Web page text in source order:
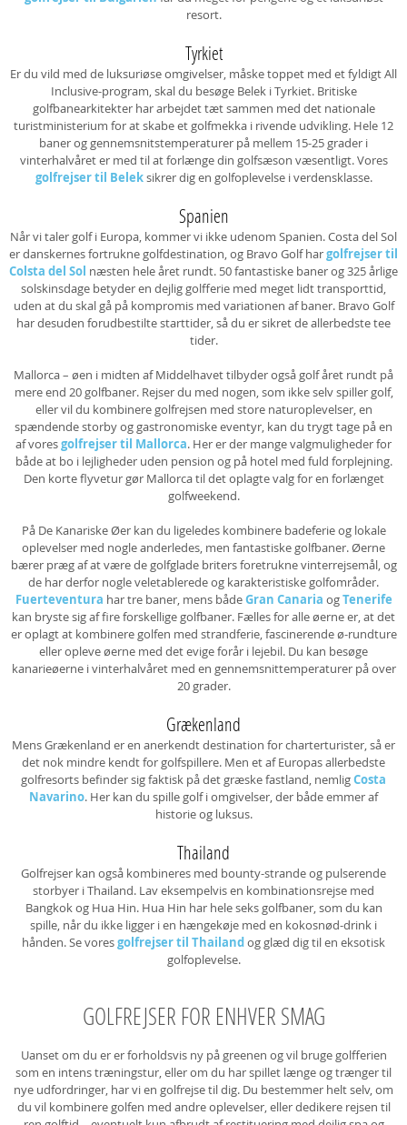
resort.
Tyrkiet
Er du vild med de luksuriøse omgivelser, måske toppet med et fyldigt All
Inclusive-program, skal du besøge Belek i Tyrkiet. Britiske
golfbanearkitekter har arbejdet tæt sammen med det nationale
turistministerium for at skabe et golfmekka i rivende udvikling. Hele 12
baner og gennemsnitstemperaturer på mellem 15-25 grader i
vinterhalvåret er med til at forlænge din golfsæson væsentligt. Vores
golfrejser til Beleksikrer dig en golfoplevelse i verdensklasse.
Spanien
Når vi taler golf i Europa, kommer vi ikke udenom Spanien. Costa del Sol
er danskernes fortrukne golfdestination, og Bravo Golf hargolfrejser til
Colsta del Sol næsten hele året rundt. 50 fantastiske baner og 325 årlige
solskinsdage betyder en dejlig golfferie med meget lidt transporttid,
uden at du skal gå på kompromis med variationen af baner. Bravo Golf
har desuden forudbestilte starttider, så du er sikret de allerbedste tee
tider.
Mallorca – øen i midten af Middelhavet tilbyder også golf året rundt på
mere end 20 golfbaner. Rejser du med nogen, som ikke selv spiller golf,
eller vil du kombinere golfrejsen med store naturoplevelser, en
spændende storby og gastronomiske eventyr, kan du trygt tage på en
af voresgolfrejser til Mallorca. Her er der mange valgmuligheder for
både at bo i lejligheder uden pension og på hotel med fuld forplejning.
Den korte flyvetur gør Mallorca til det oplagte valg for en forlænget
golfweekend.
På De Kanariske Øer kan du ligeledes kombinere badeferie og lokale
oplevelser med nogle anderledes, men fantastiske golfbaner. Øerne
bærer præg af at være de golfglade briters foretrukne vinterrejsemål, og
de har derfor nogle veletablerede og karakteristiske golfområder.
Fuerteventura har tre baner, mens bådeGran Canaria ogTenerife
kan bryste sig af fire forskellige golfbaner. Fælles for alle øerne er, at det
er oplagt at kombinere golfen med strandferie, fascinerende ø-rundture
eller opleve øerne med det evige forår i lejebil. Du kan besøge
kanarieøerne i vinterhalvåret med en gennemsnittemperaturer på over
20 grader.
Grækenland
Mens Grækenland er en anerkendt destination for charterturister, så er
det nok mindre kendt for golfspillere. Men et af Europas allerbedste
golfresorts befinder sig faktisk på det græske fastland, nemligCosta
Navarino. Her kan du spille golf i omgivelser, der både emmer af
historie og luksus.
Thailand
Golfrejser kan også kombineres med bounty-strande og pulserende
storbyer i Thailand. Lav eksempelvis en kombinationsrejse med
Bangkok og Hua Hin. Hua Hin har hele seks golfbaner, som du kan
spille, når du ikke ligger i en hængekøje med en kokosnød-drink i
hånden. Se voresgolfrejser til Thailandog glæd dig til en eksotisk
golfoplevelse.
GOLFREJSER FOR ENHVER SMAG
Uanset om du er er forholdsvis ny på greenen og vil bruge golfferien
som en intens træningstur, eller om du har spillet længe og trænger til
nye udfordringer, har vi en golfrejse til dig. Du bestemmer helt selv, om
du vil kombinere golfen med andre oplevelser, eller dedikere rejsen til